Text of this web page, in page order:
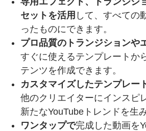
セットを活用 して、すべての
ったものにできます。
プロ品質のトランジションや
すぐに使えるテンプレートか
テンツを作成できます。
カスタマイズしたテンプレー
他のクリエイターにインスピ
新たなYouTubeトレンドを生
ワンタップで完成した動画を